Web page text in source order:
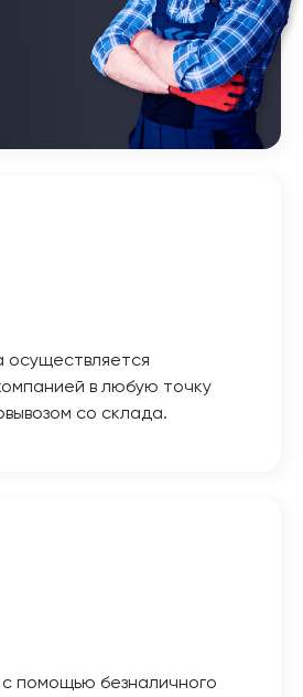
осуществляется
в любую точку
со склада.
помощью безналичного